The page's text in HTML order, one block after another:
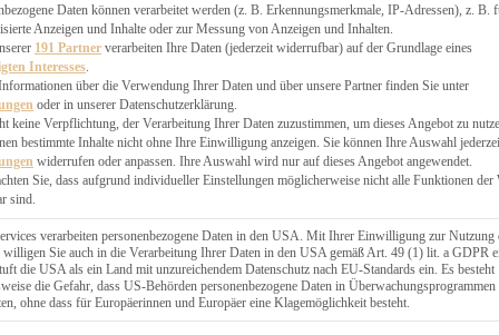
Daten können verarbeitet werden (z. B. Erkennungsmerkmale, IP-Adressen), z. B.
Anzeigen und Inhalte oder zur Messung von Anzeigen und Inhalten.
191 Partner verarbeiten Ihre Daten (jederzeit widerrufbar) auf der Grundlage eines
Interesses.
über die Verwendung Ihrer Daten und über unsere Partner finden Sie unter
oder in unserer Datenschutzerklärung.
keine Verpflichtung, der Verarbeitung Ihrer Daten zuzustimmen, um dieses Angebot zu
bestimmte Inhalte nicht ohne Ihre Einwilligung anzeigen. Sie können Ihre Auswahl
widerrufen oder anpassen. Ihre Auswahl wird nur auf dieses Angebot angewendet.
Sie, dass aufgrund individueller Einstellungen möglicherweise nicht alle Funktionen der
sind.
verarbeiten personenbezogene Daten in den USA. Mit Ihrer Einwilligung zur Nutzung
willigen Sie auch in die Verarbeitung Ihrer Daten in den USA gemäß Art. 49 (1) lit. a GDPR
die USA als ein Land mit unzureichendem Datenschutz nach EU-Standards ein. Es besteht
die Gefahr, dass US-Behörden personenbezogene Daten in Überwachungsprogrammen
ohne dass für Europäerinnen und Europäer eine Klagemöglichkeit besteht.